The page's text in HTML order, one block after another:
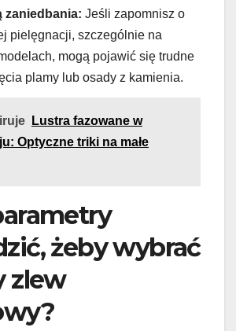
zaniedbania: Jeśli zapomnisz o
pielęgnacji, szczególnie na
mogą pojawić się trudne
plamy lub osady z kamienia.
Lustra fazowane w
Optyczne triki na małe
żeby wybrać
zlew